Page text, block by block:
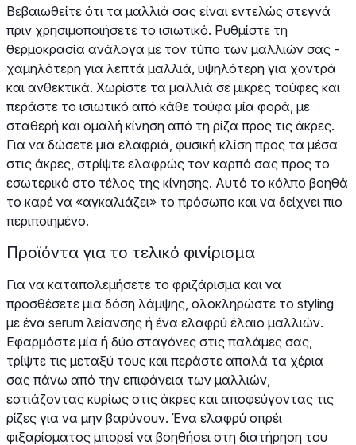
Βεβαιωθείτε ότι τα μαλλιά σας είναι εντελώς στεγνά
πριν χρησιμοποιήσετε το ισιωτικό. Ρυθμίστε τη
θερμοκρασία ανάλογα με τον τύπο των μαλλιών σας -
χαμηλότερη για λεπτά μαλλιά, υψηλότερη για χοντρά
και ανθεκτικά. Χωρίστε τα μαλλιά σε μικρές τούφες και
περάστε το ισιωτικό από κάθε τούφα μία φορά, με
σταθερή και ομαλή κίνηση από τη ρίζα προς τις άκρες.
Για να δώσετε μια ελαφριά, φυσική κλίση προς τα μέσα
στις άκρες, στρίψτε ελαφρώς τον καρπό σας προς το
εσωτερικό στο τέλος της κίνησης. Αυτό το κόλπο βοηθά
το καρέ να «αγκαλιάζει» το πρόσωπο και να δείχνει πιο
περιποιημένο.
Προϊόντα για το τελικό φινίρισμα
Για να καταπολεμήσετε το φριζάρισμα και να
προσθέσετε μια δόση λάμψης, ολοκληρώστε το styling
με ένα serum λείανσης ή ένα ελαφρύ έλαιο μαλλιών.
Εφαρμόστε μία ή δύο σταγόνες στις παλάμες σας,
τρίψτε τις μεταξύ τους και περάστε απαλά τα χέρια
σας πάνω από την επιφάνεια των μαλλιών,
εστιάζοντας κυρίως στις άκρες και αποφεύγοντας τις
ρίζες για να μην βαρύνουν. Ένα ελαφρύ σπρέι
φιξαρίσματος μπορεί να βοηθήσει στη διατήρηση του